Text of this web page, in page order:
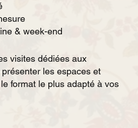
& week-end
visites dédiées aux
les espaces et
format le plus adapté à vos